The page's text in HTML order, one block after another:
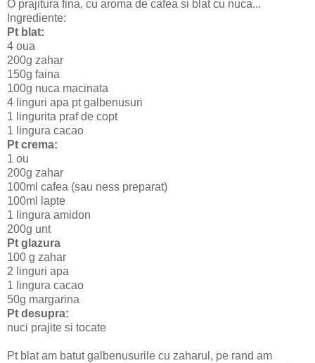
O prajitura fina, cu aroma de cafea si blat cu nuca...
Ingrediente:
Pt blat:
4 oua
200g zahar
150g faina
100g nuca macinata
4 linguri apa pt galbenusuri
1 lingurita praf de copt
1 lingura cacao
Pt crema:
1 ou
200g zahar
100ml cafea (sau ness preparat)
100ml lapte
1 lingura amidon
200g unt
Pt glazura
100 g zahar
2 linguri apa
1 lingura cacao
50g margarina
Pt desupra:
nuci prajite si tocate
Pt blat am batut galbenusurile cu zaharul, pe rand am